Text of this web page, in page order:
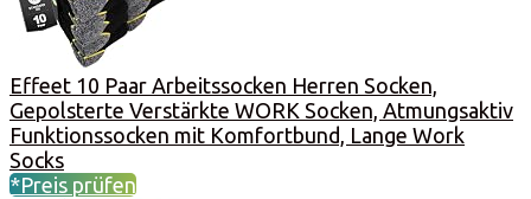
Effeet 10 Paar Arbeitssocken Herren Socken,
Gepolsterte Verstärkte WORK Socken, Atmungsaktiv
Funktionssocken mit Komfortbund, Lange Work
Socks
*Preis prüfen